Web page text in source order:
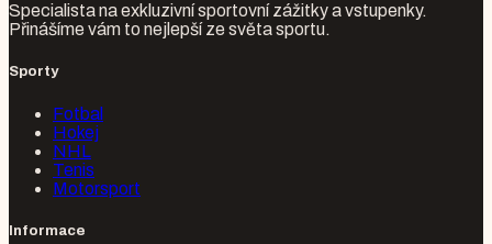
Specialista na exkluzivní sportovní zážitky a vstupenky.
Přinášíme vám to nejlepší ze světa sportu.
Sporty
Fotbal
Hokej
NHL
Tenis
Motorsport
Informace